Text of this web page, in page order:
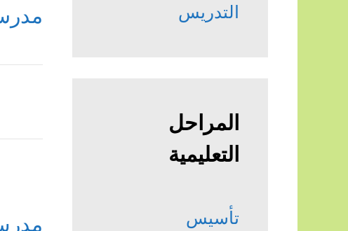
التدريس
المراحل
التعليمية
تأسيس